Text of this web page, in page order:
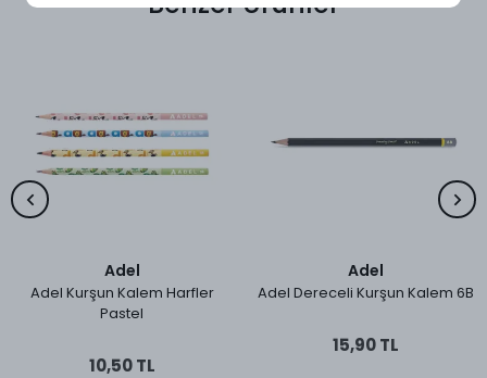
Adel
Adel Kurşun Kalem Harfler
Pastel
10,50 TL
Adel
Adel Dereceli Kurşun Kalem 6B
15,90 TL